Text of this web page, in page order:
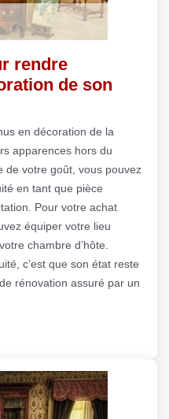
rendre
de son
en décoration de la
apparences hors du
de votre goût, vous pouvez
en tant que pièce
Pour votre achat
équiper votre lieu
chambre d’hôte.
c’est que son état reste
rénovation assuré par un